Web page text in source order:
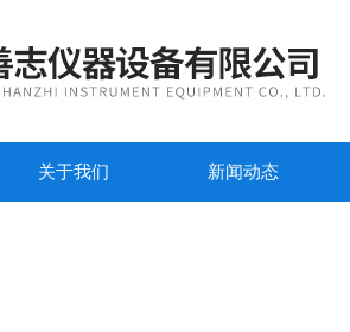
关于我们 新闻动态